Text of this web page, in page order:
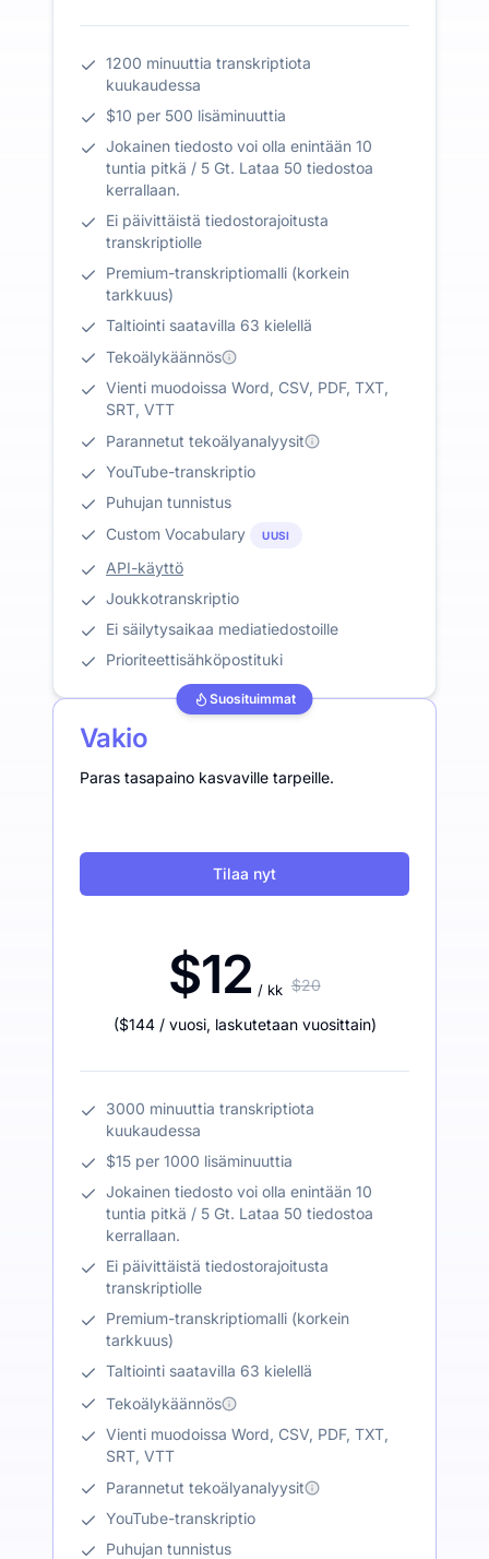
1200 minuuttia transkriptiota
kuukaudessa
$10 per 500 lisäminuuttia
Jokainen tiedosto voi olla enintään 10
tuntia pitkä / 5 Gt. Lataa 50 tiedostoa
kerrallaan.
Ei päivittäistä tiedostorajoitusta
transkriptiolle
Premium-transkriptiomalli (korkein
tarkkuus)
Taltiointi saatavilla 63 kielellä
Tekoälykäännös
Vienti muodoissa Word, CSV, PDF, TXT,
SRT, VTT
Parannetut tekoälyanalyysit
YouTube-transkriptio
Puhujan tunnistus
Custom Vocabulary
UUSI
API-käyttö
Joukkotranskriptio
Ei säilytysaikaa mediatiedostoille
Prioriteettisähköpostituki
Suosituimmat
Vakio
Paras tasapaino kasvaville tarpeille.
Tilaa nyt
$12 / kk $20
($144 / vuosi, laskutetaan vuosittain)
3000 minuuttia transkriptiota
kuukaudessa
$15 per 1000 lisäminuuttia
Jokainen tiedosto voi olla enintään 10
tuntia pitkä / 5 Gt. Lataa 50 tiedostoa
kerrallaan.
Ei päivittäistä tiedostorajoitusta
transkriptiolle
Premium-transkriptiomalli (korkein
tarkkuus)
Taltiointi saatavilla 63 kielellä
Tekoälykäännös
Vienti muodoissa Word, CSV, PDF, TXT,
SRT, VTT
Parannetut tekoälyanalyysit
YouTube-transkriptio
Puhujan tunnistus